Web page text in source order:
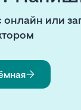
онлайн или